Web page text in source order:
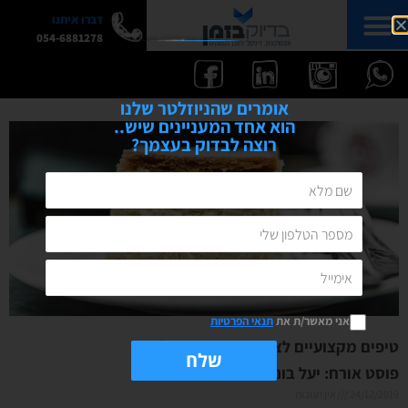
דברו איתנו
054-6881278
טיפים מקצועיים לצילום אוכל חובבני|
פוסט אורח: יעל בונפיס
אומרים שהניוזלטר שלנו
הוא אחד המעניינים שיש..
רוצה לבדוק בעצמך?
אני מאשר/ת אתתנאי הפרטיות
שלח